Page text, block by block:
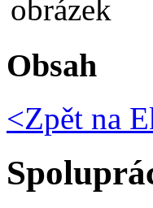
Obsah
<Zpět na